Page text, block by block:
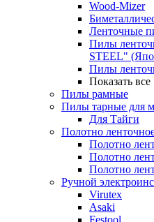
Wood-Mizer
Ленточные
Пилы
STEEL"
Пилы
Показать все
Пилы рамные
Пилы тарные для
Для Тайги
Полотно
Полотно
Полотно
Полотно
Ручной
Virutex
Asaki